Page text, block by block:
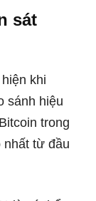
sát
khi
sánh hiệu
trong
nhất từ đầu